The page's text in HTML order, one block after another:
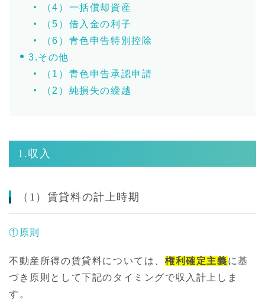
（4）一括償却資産
（5）借入金の利子
（6）青色申告特別控除
3.その他
（1）青色申告承認申請
（2）純損失の繰越
1.収入
（1）賃貸料の計上時期
①原則
不動産所得の賃貸料については、 権利確定主義に基
づき原則として下記のタイミングで収入計上しま
す。